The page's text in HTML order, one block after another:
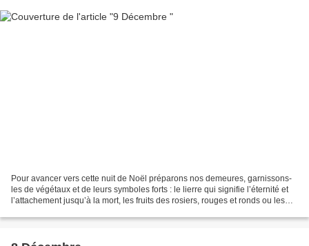
Pour avancer vers cette nuit de Noël préparons nos demeures, garnissons-
les de végétaux et de leurs symboles forts : le lierre qui signifie l’éternité et
l’attachement jusqu’à la mort, les fruits des rosiers, rouges et ronds ou les